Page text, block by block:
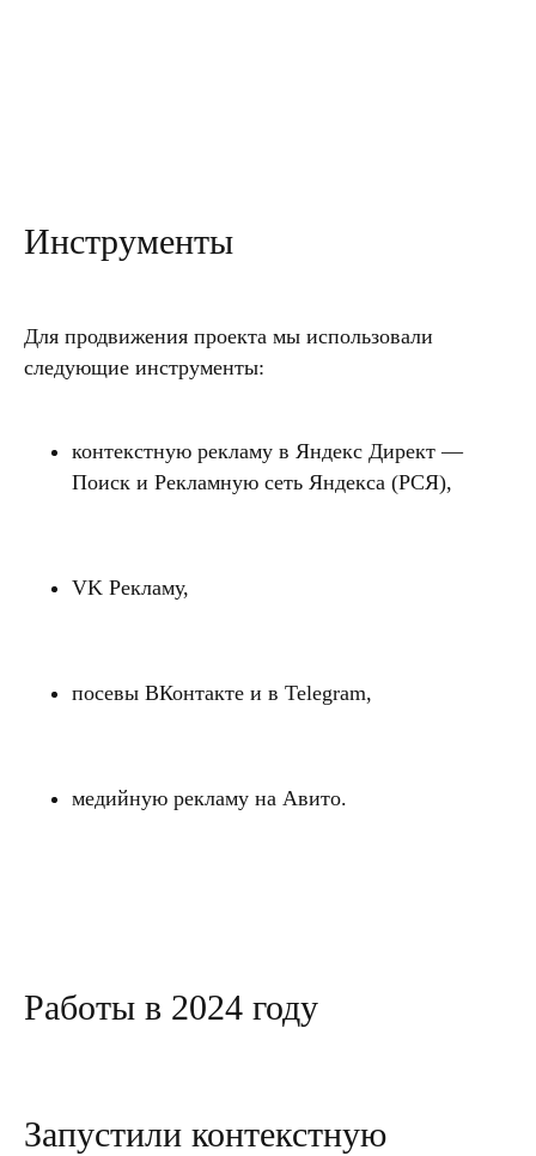
Инструменты
Для продвижения проекта мы использовали
следующие инструменты:
контекстную рекламу в Яндекс Директ —
Поиск и Рекламную сеть Яндекса (РСЯ),
VK Рекламу,
посевы ВКонтакте и в Telegram,
медийную рекламу на Авито.
Работы в 2024 году
Запустили контекстную